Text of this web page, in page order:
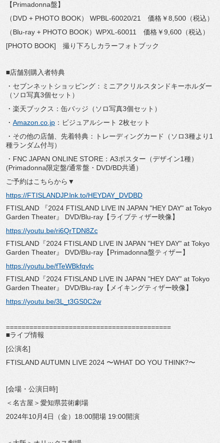
【Primadonna盤】
（DVD + PHOTO BOOK） WPBL-60020/21 価格￥8,500（税込）
（Blu-ray + PHOTO BOOK）WPXL-60011 価格￥9,600（税込）
[PHOTO BOOK] 撮り下ろしカラーフォトブック
■店舗別購入者特典
・セブンネットショッピング：ミニアクリルスタンドキーホルダー
（ソロ写真3個セット）
・楽天ブックス：缶バッジ（ソロ写真3個セット）
・ Amazon.co.jp ：ビジュアルシート 2枚セット
・その他の店舗、先着特典：トレーディングカード（ソロ3種より1
種ランダム付与）
・FNC JAPAN ONLINE STORE：A3ポスター（デザイン1種）
(Primadonna限定盤/通常盤・DVD/BD共通）
ご予約はこちらから▼
https://FTISLANDJP.lnk.to/HEYDAY_DVDBD
FTISLAND 『2024 FTISLAND LIVE IN JAPAN "HEY DAY" at Tokyo
Garden Theater』 DVD/Blu-ray【ライブティザー映像】
https://youtu.be/ri6QrTDN8Zc
FTISLAND『2024 FTISLAND LIVE IN JAPAN "HEY DAY" at Tokyo
Garden Theater』 DVD/Blu-ray【Primadonna盤ティザー】
https://youtu.be/fTeWBkfqvlc
FTISLAND『2024 FTISLAND LIVE IN JAPAN "HEY DAY" at Tokyo
Garden Theater』 DVD/Blu-ray【メイキングティザー映像】
https://youtu.be/3L_t3GS0C2w
==========================================
■ライブ情報
[公演名]
FTISLAND AUTUMN LIVE 2024 〜WHAT DO YOU THINK?〜
[会場・公演日時]
＜名古屋＞愛知県芸術劇場
2024年10月4日（金）18:00開場 19:00開演